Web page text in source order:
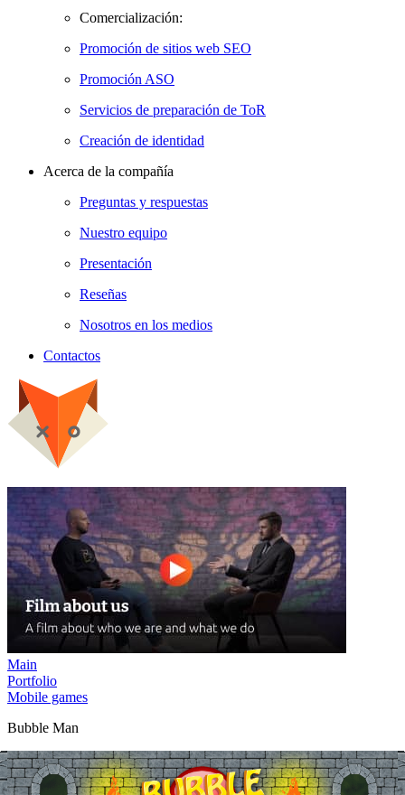
Comercialización:
Promoción de sitios web SEO
Promoción ASO
Servicios de preparación de ToR
Creación de identidad
Acerca de la compañía
Preguntas y respuestas
Nuestro equipo
Presentación
Reseñas
Nosotros en los medios
Contactos
Main
Portfolio
Mobile games
Bubble Man